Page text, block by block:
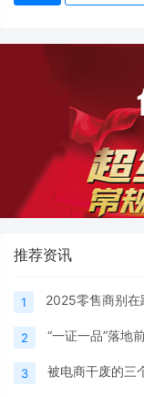
推荐资讯
1 2025零售商别在
2 “一证一品”落地
3 被电商干废的三